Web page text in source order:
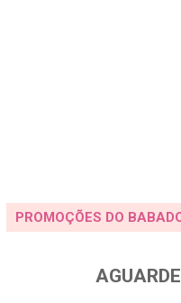
PROMOÇÕES DO